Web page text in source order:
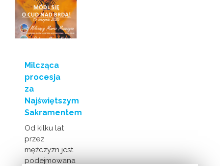
Milcząca
procesja
za
Najświętszym
Sakramentem
Od kilku lat
przez
mężczyzn jest
podejmowana